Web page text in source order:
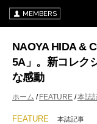
MEMBERS
NAOYA HIDA &
5A」。新コレク
な感動
ホーム FEATURE 本誌
FEATURE 本誌記事